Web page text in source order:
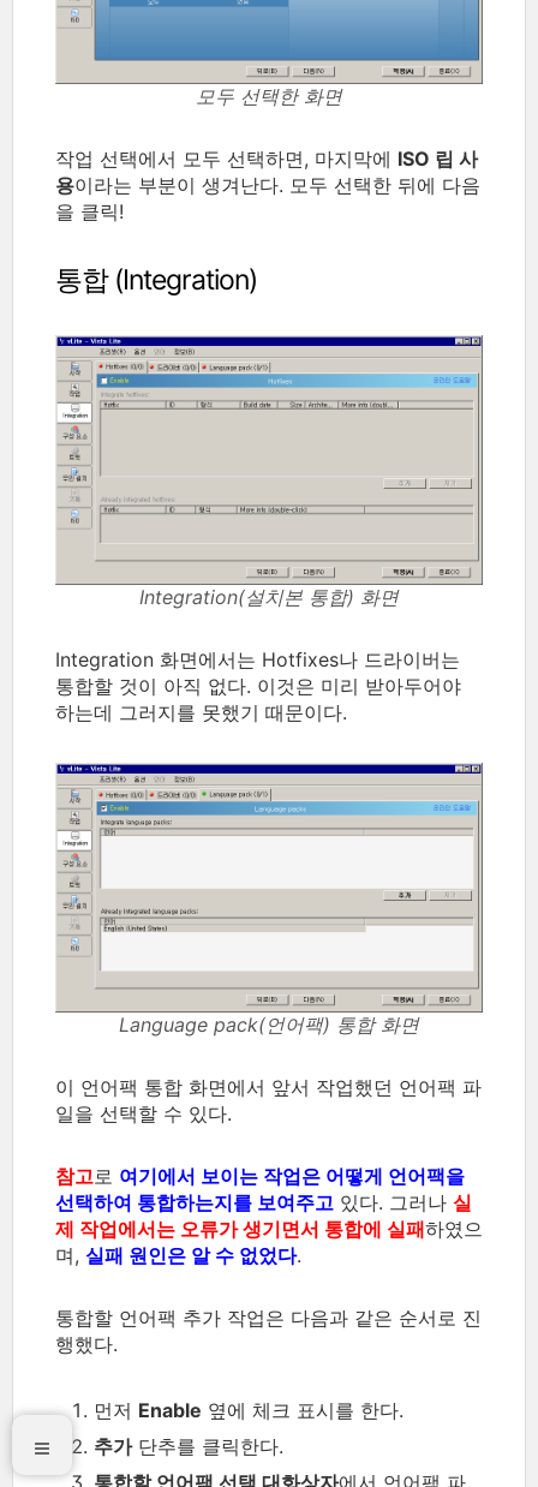
모두 선택한 화면
작업 선택에서 모두 선택하면, 마지막에 ISO 립 사
용이라는 부분이 생겨난다. 모두 선택한 뒤에 다음
을 클릭!
통합 (Integration)
Integration(설치본 통합) 화면
Integration 화면에서는 Hotfixes나 드라이버는
통합할 것이 아직 없다. 이것은 미리 받아두어야
하는데 그러지를 못했기 때문이다.
Language pack(언어팩) 통합 화면
이 언어팩 통합 화면에서 앞서 작업했던 언어팩 파
일을 선택할 수 있다.
참고 로 여기에서 보이는 작업은 어떻게 언어팩을
선택하여 통합하는지를 보여주고 있다. 그러나 실
제 작업에서는 오류가 생기면서 통합에 실패하였으
며, 실패 원인은 알 수 없었다.
통합할 언어팩 추가 작업은 다음과 같은 순서로 진
행했다.
먼저 Enable 옆에 체크 표시를 한다.
추가단추를 클릭한다.
통합할 언어팩 선택 대화상자에서 언어팩 파